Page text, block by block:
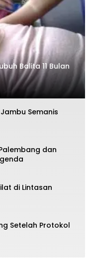
Balita 11 Bulan
Semanis
Palembang dan
di Lintasan
Setelah Protokol